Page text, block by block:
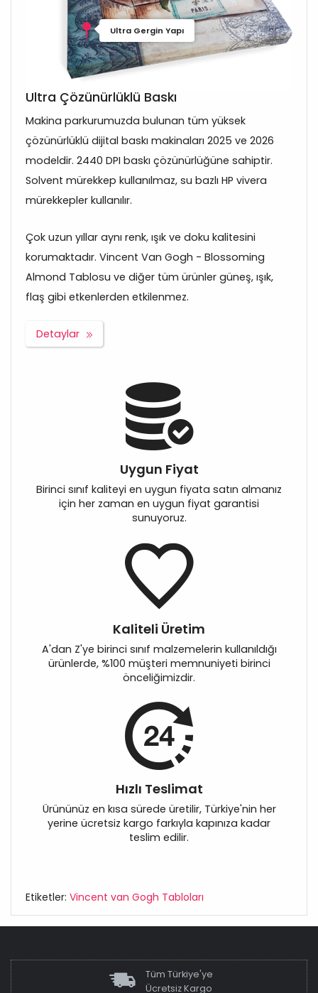
Ultra Gergin Yapı
Ultra Çözünürlüklü Baskı
Makina parkurumuzda bulunan tüm yüksek
çözünürlüklü dijital baskı makinaları 2025 ve 2026
modeldir. 2440 DPI baskı çözünürlüğüne sahiptir.
Solvent mürekkep kullanılmaz, su bazlı HP vivera
mürekkepler kullanılır.
Çok uzun yıllar aynı renk, ışık ve doku kalitesini
korumaktadır. Vincent Van Gogh - Blossoming
Almond Tablosu ve diğer tüm ürünler güneş, ışık,
flaş gibi etkenlerden etkilenmez.
Detaylar
Uygun Fiyat
Birinci sınıf kaliteyi en uygun fiyata satın almanız
için her zaman en uygun fiyat garantisi
sunuyoruz.
Kaliteli Üretim
A'dan Z'ye birinci sınıf malzemelerin kullanıldığı
ürünlerde, %100 müşteri memnuniyeti birinci
önceliğimizdir.
Hızlı Teslimat
Ürününüz en kısa sürede üretilir, Türkiye'nin her
yerine ücretsiz kargo farkıyla kapınıza kadar
teslim edilir.
Etiketler: Vincent van Gogh Tabloları
Tüm Türkiye'ye
Ücretsiz Kargo